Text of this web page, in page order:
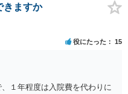
開始した場合については先述の
さまがお考えのほど強いもの
囲で認められるものです。 親
ありません。 また、親に対す
いなかったという事情も、扶
きますか
役にたった 15
１年程度は入院費を代わりに